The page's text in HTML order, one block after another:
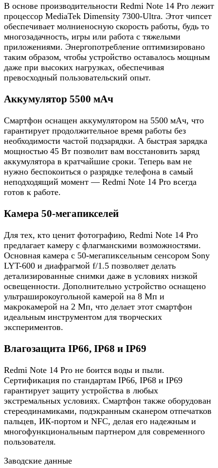
В основе производительности Redmi Note 14 Pro лежит
процессор MediaTek Dimensity 7300-Ultra. Этот чипсет
обеспечивает молниеносную скорость работы, будь то
многозадачность, игры или работа с тяжелыми
приложениями. Энергопотребление оптимизировано
таким образом, чтобы устройство оставалось мощным
даже при высоких нагрузках, обеспечивая
превосходный пользовательский опыт.
Аккумулятор 5500 мАч
Смартфон оснащен аккумулятором на 5500 мАч, что
гарантирует продолжительное время работы без
необходимости частой подзарядки. А быстрая зарядка
мощностью 45 Вт позволит вам восстановить заряд
аккумулятора в кратчайшие сроки. Теперь вам не
нужно беспокоиться о разрядке телефона в самый
неподходящий момент — Redmi Note 14 Pro всегда
готов к работе.
Камера 50-мегапикселей
Для тех, кто ценит фотографию, Redmi Note 14 Pro
предлагает камеру с флагманскими возможностями.
Основная камера с 50-мегапиксельным сенсором Sony
LYT-600 и диафрагмой f/1.5 позволяет делать
детализированные снимки даже в условиях низкой
освещенности. Дополнительно устройство оснащено
ультраширокоугольной камерой на 8 Мп и
макрокамерой на 2 Мп, что делает этот смартфон
идеальным инструментом для творческих
экспериментов.
Влагозащита IP66, IP68 и IP69
Redmi Note 14 Pro не боится воды и пыли.
Сертификация по стандартам IP66, IP68 и IP69
гарантирует защиту устройства в любых
экстремальных условиях. Смартфон также оборудован
стереодинамиками, подэкранным сканером отпечатков
пальцев, ИК-портом и NFC, делая его надежным и
многофункциональным партнером для современного
пользователя.
Заводские данные